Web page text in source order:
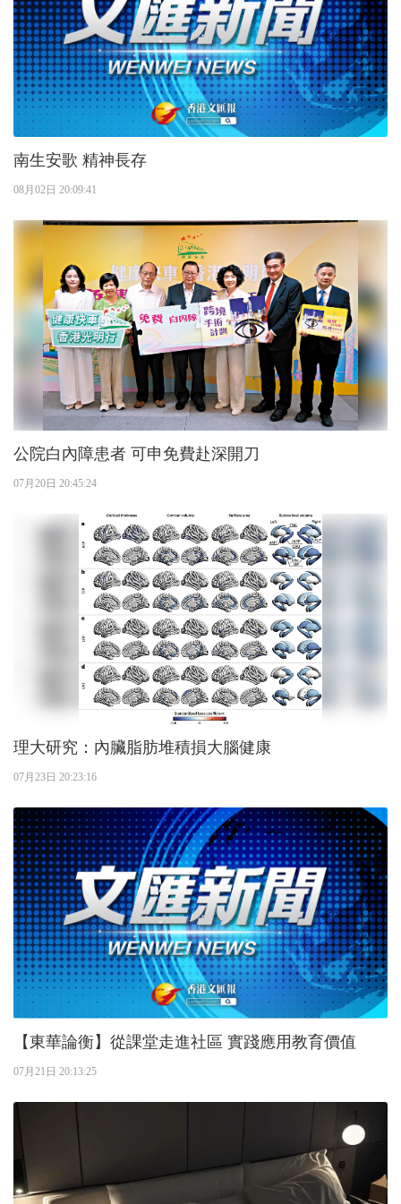
南生安歌 精神長存
08月02日 20:09:41
公院白內障患者 可申免費赴深開刀
07月20日 20:45:24
理大研究：內臟脂肪堆積損大腦健康
07月23日 20:23:16
【東華論衡】從課堂走進社區 實踐應用教育價值
07月21日 20:13:25